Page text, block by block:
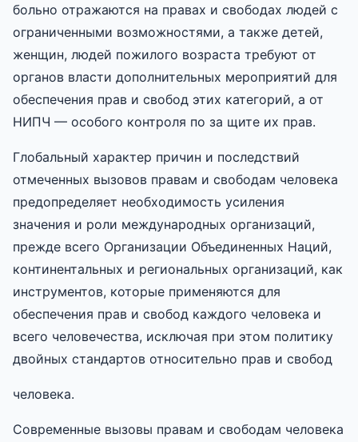
больно отражаются на правах и свободах людей с
ограниченными возможностями, а также детей,
женщин, людей пожилого возраста требуют от
органов власти дополнительных мероприятий для
обеспечения прав и свобод этих категорий, а от
НИПЧ — особого контроля по за щите их прав.
Глобальный характер причин и последствий
отмеченных вызовов правам и свободам человека
предопределяет необходимость усиления
значения и роли международных организаций,
прежде всего Организации Объединенных Наций,
континентальных и региональных организаций, как
инструментов, которые применяются для
обеспечения прав и свобод каждого человека и
всего человечества, исключая при этом политику
двойных стандартов относительно прав и свобод
человека.
Современные вызовы правам и свободам человека